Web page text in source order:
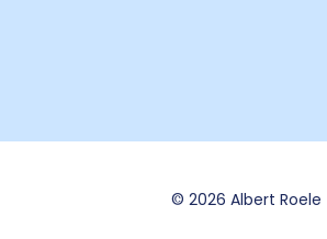
© 2026 Albert Roele